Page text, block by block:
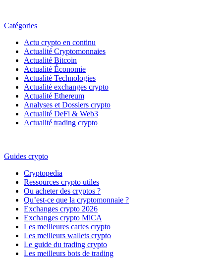
Catégories
Actu crypto en continu
Actualité Cryptomonnaies
Actualité Bitcoin
Actualité Économie
Actualité Technologies
Actualité exchanges crypto
Actualité Ethereum
Analyses et Dossiers crypto
Actualité DeFi & Web3
Actualité trading crypto
Guides crypto
Cryptopedia
Ressources crypto utiles
Ou acheter des cryptos ?
Qu’est-ce que la cryptomonnaie ?
Exchanges crypto 2026
Exchanges crypto MiCA
Les meilleures cartes crypto
Les meilleurs wallets crypto
Le guide du trading crypto
Les meilleurs bots de trading